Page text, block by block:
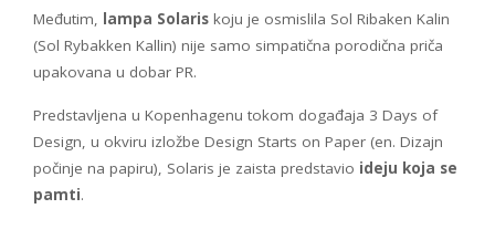
Međutim, lampa Solaris koju je osmislila Sol Ribaken Kalin
(Sol Rybakken Kallin) nije samo simpatična porodična priča
upakovana u dobar PR.
Predstavljena u Kopenhagenu tokom događaja 3 Days of
Design, u okviru izložbe Design Starts on Paper (en. Dizajn
počinje na papiru), Solaris je zaista predstavio ideju koja se
pamti.